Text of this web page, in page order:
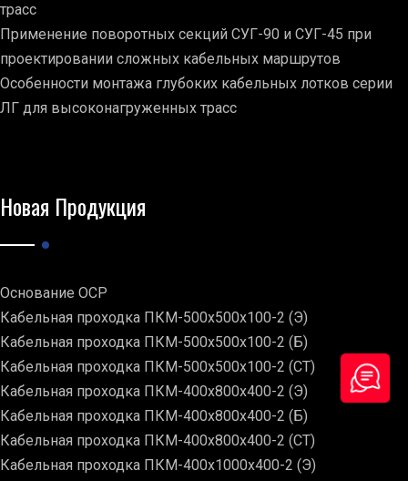
трасс
Применение поворотных секций СУГ-90 и СУГ-45 при
проектировании сложных кабельных маршрутов
Особенности монтажа глубоких кабельных лотков серии
ЛГ для высоконагруженных трасс
Новая Продукция
Основание ОСР
Кабельная проходка ПКМ-500х500х100-2 (Э)
Кабельная проходка ПКМ-500х500х100-2 (Б)
Кабельная проходка ПКМ-500х500х100-2 (СТ)
Кабельная проходка ПКМ-400х800х400-2 (Э)
Кабельная проходка ПКМ-400х800х400-2 (Б)
Кабельная проходка ПКМ-400х800х400-2 (СТ)
Кабельная проходка ПКМ-400х1000х400-2 (Э)